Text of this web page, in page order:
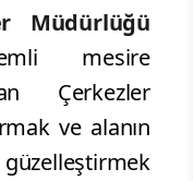
Müdürlüğü
mesire
Çerkezler
ve alanın